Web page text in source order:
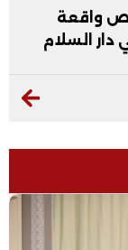
واقعة
السلام